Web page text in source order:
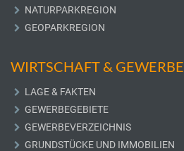
NATURPARKREGION
GEOPARKREGION
WIRTSCHAFT & GEWERBE
LAGE & FAKTEN
GEWERBEGEBIETE
GEWERBEVERZEICHNIS
GRUNDSTÜCKE UND IMMOBILIEN